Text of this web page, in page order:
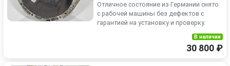
Отличное состояние из Германии снято
с рабочей машины без дефектов с
гарантией на установку и проверку.
В наличии
30 800 ₽